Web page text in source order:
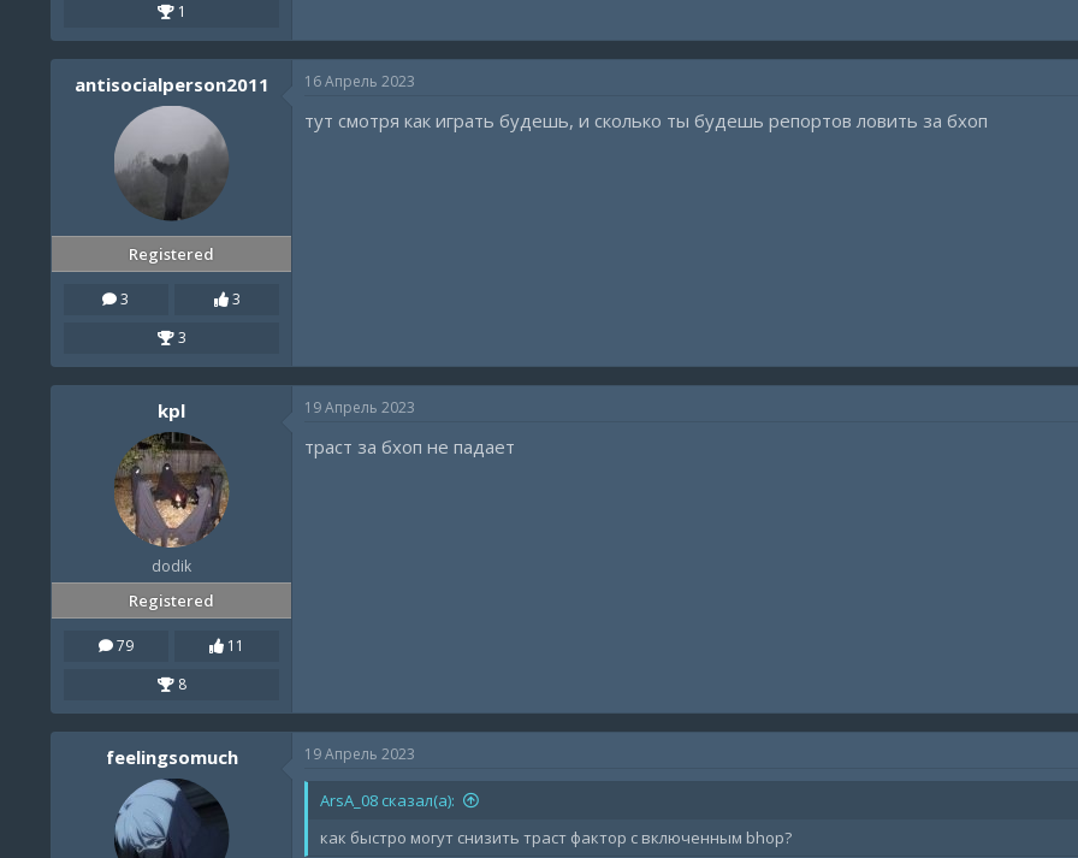
1
antisocialperson2011
Registered
3
3
3
16 Апрель 2023
тут смотря как играть будешь, и сколько ты будешь репортов ловить за бхоп
kpl
dodik
Registered
79
11
8
19 Апрель 2023
траст за бхоп не падает
feelingsomuch 19 Апрель 2023
ArsA_08 сказал(а):
как быстро могут снизить траст фактор с включенным bhop?